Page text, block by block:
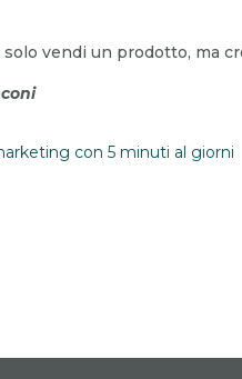
solo vendi un prodotto, ma
con 5 minuti al giorni